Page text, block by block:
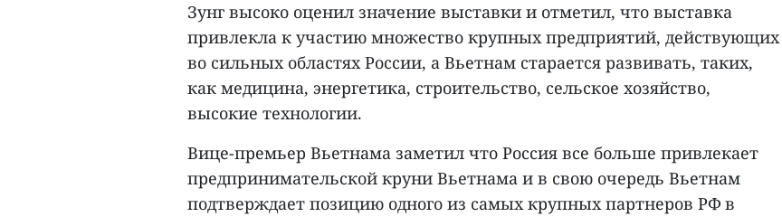
Зунг высоко оценил значение выставки и отметил, что выставка
привлекла к участию множество крупных предприятий, действующих
во сильных областях России, а Вьетнам старается развивать, таких,
как медицина, энергетика, строительство, сельское хозяйство,
высокие технологии.
Вице-премьер Вьетнама заметил что Россия все больше привлекает
предпринимательской круни Вьетнама и в свою очередь Вьетнам
подтверждает позицию одного из самых крупных партнеров РФ в